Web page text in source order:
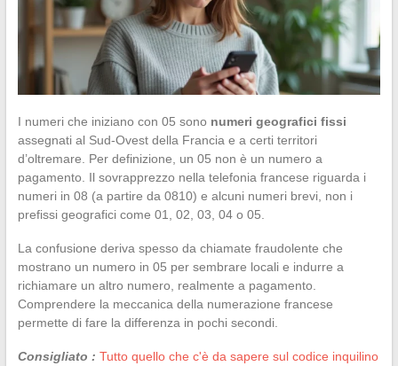
I numeri che iniziano con 05 sono numeri geografici fissi
assegnati al Sud-Ovest della Francia e a certi territori
d’oltremare. Per definizione, un 05 non è un numero a
pagamento. Il sovrapprezzo nella telefonia francese riguarda i
numeri in 08 (a partire da 0810) e alcuni numeri brevi, non i
prefissi geografici come 01, 02, 03, 04 o 05.
La confusione deriva spesso da chiamate fraudolente che
mostrano un numero in 05 per sembrare locali e indurre a
richiamare un altro numero, realmente a pagamento.
Comprendere la meccanica della numerazione francese
permette di fare la differenza in pochi secondi.
Consigliato : Tutto quello che c'è da sapere sul codice inquilino